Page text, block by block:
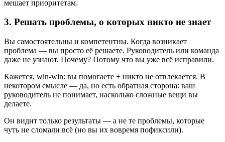
мешает приоритетам.
3. Решать проблемы, о которых никто не знает
Вы самостоятельны и компетентны. Когда возникает
проблема — вы просто её решаете. Руководитель или команда
даже не узнают. Почему? Потому что вы уже всё исправили.
Кажется, win-win: вы помогаете + никто не отвлекается. В
некотором смысле — да, но есть обратная сторона: ваш
руководитель не понимает, насколько сложные вещи вы
делаете.
Он видит только результаты — а не те проблемы, которые
чуть не сломали всё (но вы их вовремя пофиксили).